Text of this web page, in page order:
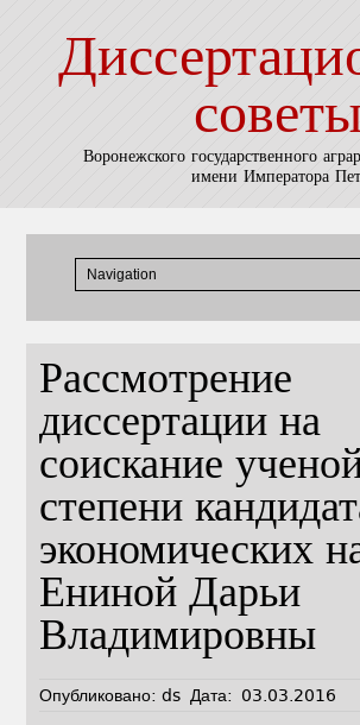
Воронежского государственного
имени Императора
Рассмотрение
диссертации на
соискание
степени
экономических
Ениной Дарьи
Владимировны
Опубликовано: ds Дата: 03.03.2016